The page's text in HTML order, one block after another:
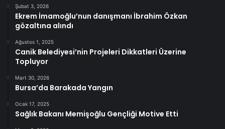
Şubat 3, 2026
Ekrem İmamoğlu’nun danışmanı İbrahim Özkan
gözaltına alındı
Ağustos 1, 2025
Canik Belediyesi’nin Projeleri Dikkatleri Üzerine
Topluyor
Mart 30, 2026
Bursa’da Barakada Yangın
Ocak 17, 2025
Sağlık Bakanı Memişoğlu Gençliği Motive Etti